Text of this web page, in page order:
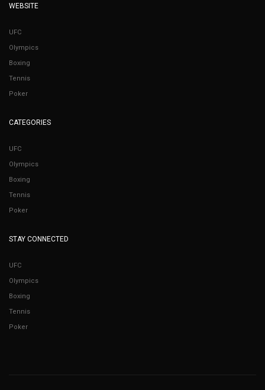
WEBSITE
UFC
Olympics
Boxing
Tennis
Poker
CATEGORIES
UFC
Olympics
Boxing
Tennis
Poker
STAY CONNECTED
UFC
Olympics
Boxing
Tennis
Poker